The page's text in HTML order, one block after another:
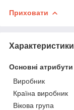
Приховати
Характеристики
Основні атрибути
Виробник
Країна виробник
Вікова група